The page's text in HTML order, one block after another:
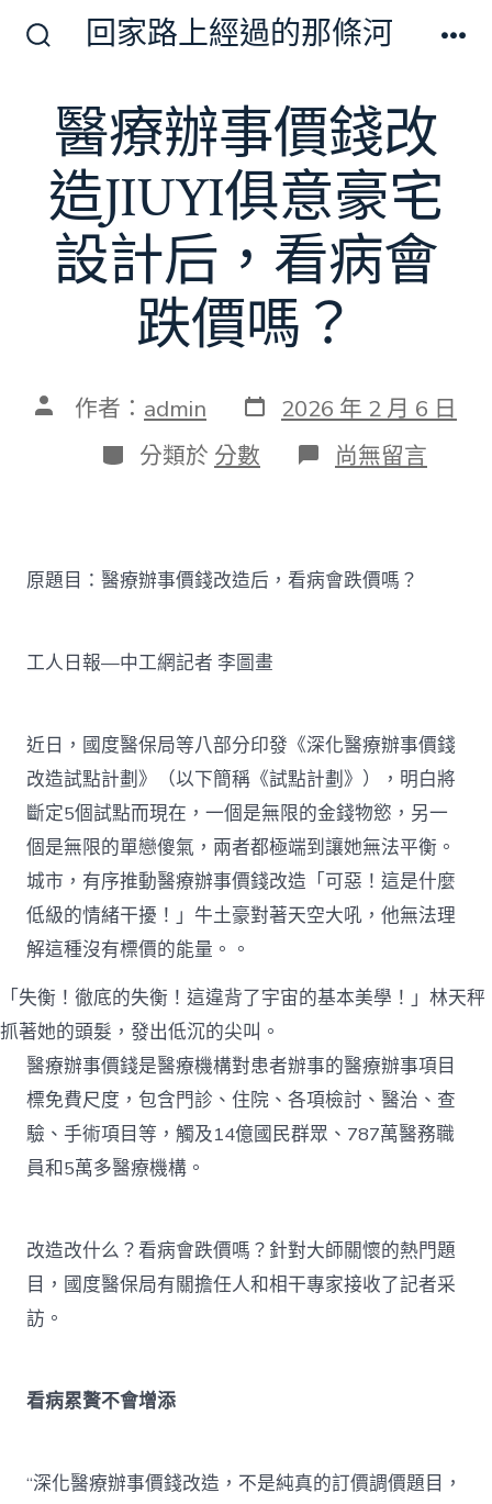
切
換
關
回家路上經過的那條河
醫療辦事價錢改
造JIUYI俱意豪宅
設計后，看病會
跌價嗎？
文 作者： admin 發
表
日
期
2026 年 2 月 6 日
分
類
分類於 分數 在
〈醫
價
錢
宅
設
計
后，
看
病
會
跌
價
尚無留言
原題目：醫療辦事價錢改造后，看病會跌價嗎？
工人日報—中工網記者 李圖畫
近日，國度醫保局等八部分印發《深化醫療辦事價錢
改造試點計劃》（以下簡稱《試點計劃》），明白將
斷定5個試點而現在，一個是無限的金錢物慾，另一
個是無限的單戀傻氣，兩者都極端到讓她無法平衡。
城市，有序推動醫療辦事價錢改造「可惡！這是什麼
低級的情緒干擾！」牛土豪對著天空大吼，他無法理
解這種沒有標價的能量。。
「失衡！徹底的失衡！這違背了宇宙的基本美學！」林天秤
抓著她的頭髮，發出低沉的尖叫。
醫療辦事價錢是醫療機構對患者辦事的醫療辦事項目
標免費尺度，包含門診、住院、各項檢討、醫治、查
驗、手術項目等，觸及14億國民群眾、787萬醫務職
員和5萬多醫療機構。
改造改什么？看病會跌價嗎？針對大師關懷的熱門題
目，國度醫保局有關擔任人和相干專家接收了記者采
訪。
看病累贅不會增添
“深化醫療辦事價錢改造，不是純真的訂價調價題目，